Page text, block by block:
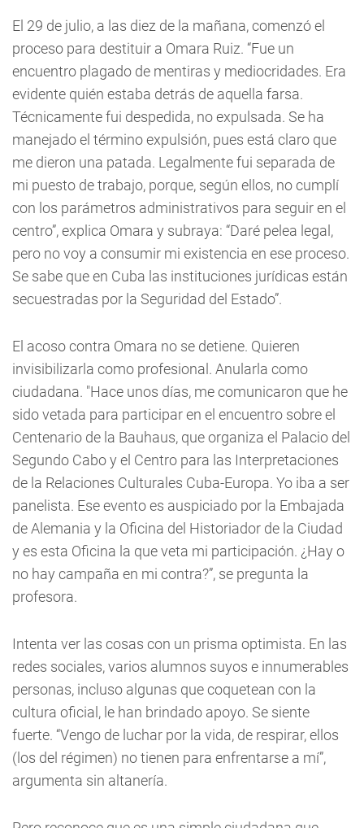
El 29 de julio, a las diez de la mañana, comenzó el
proceso para destituir a Omara Ruiz. “Fue un
encuentro plagado de mentiras y mediocridades. Era
evidente quién estaba detrás de aquella farsa.
Técnicamente fui despedida, no expulsada. Se ha
manejado el término expulsión, pues está claro que
me dieron una patada. Legalmente fui separada de
mi puesto de trabajo, porque, según ellos, no cumplí
con los parámetros administrativos para seguir en el
centro”, explica Omara y subraya: “Daré pelea legal,
pero no voy a consumir mi existencia en ese proceso.
Se sabe que en Cuba las instituciones jurídicas están
secuestradas por la Seguridad del Estado”.
El acoso contra Omara no se detiene. Quieren
invisibilizarla como profesional. Anularla como
ciudadana. "Hace unos días, me comunicaron que he
sido vetada para participar en el encuentro sobre el
Centenario de la Bauhaus, que organiza el Palacio del
Segundo Cabo y el Centro para las Interpretaciones
de la Relaciones Culturales Cuba-Europa. Yo iba a ser
panelista. Ese evento es auspiciado por la Embajada
de Alemania y la Oficina del Historiador de la Ciudad
y es esta Oficina la que veta mi participación. ¿Hay o
no hay campaña en mi contra?”, se pregunta la
profesora.
Intenta ver las cosas con un prisma optimista. En las
redes sociales, varios alumnos suyos e innumerables
personas, incluso algunas que coquetean con la
cultura oficial, le han brindado apoyo. Se siente
fuerte. “Vengo de luchar por la vida, de respirar, ellos
(los del régimen) no tienen para enfrentarse a mí”,
argumenta sin altanería.